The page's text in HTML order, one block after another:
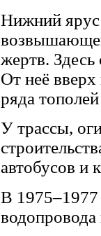
Нижний ярус
жертв. Здесь
От неё
ряда
У трассы,
автобусов и
В 1975–1977